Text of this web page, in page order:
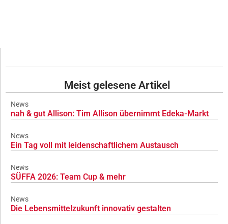
Meist gelesene Artikel
News
nah & gut Allison: Tim Allison übernimmt Edeka-Markt
News
Ein Tag voll mit leidenschaftlichem Austausch
News
SÜFFA 2026: Team Cup & mehr
News
Die Lebensmittelzukunft innovativ gestalten